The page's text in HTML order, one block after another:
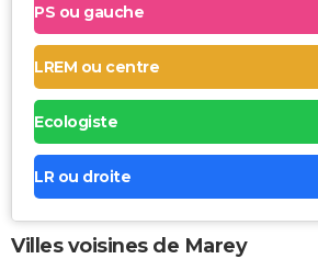
PS ou gauche
LREM ou centre
Ecologiste
LR ou droite
Villes voisines de Marey